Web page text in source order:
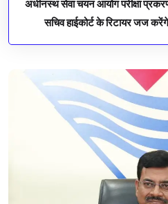
अधीनस्थ सेवा चयन आयोग परीक्षा
सचिव हाईकोर्ट के रिटायर जज